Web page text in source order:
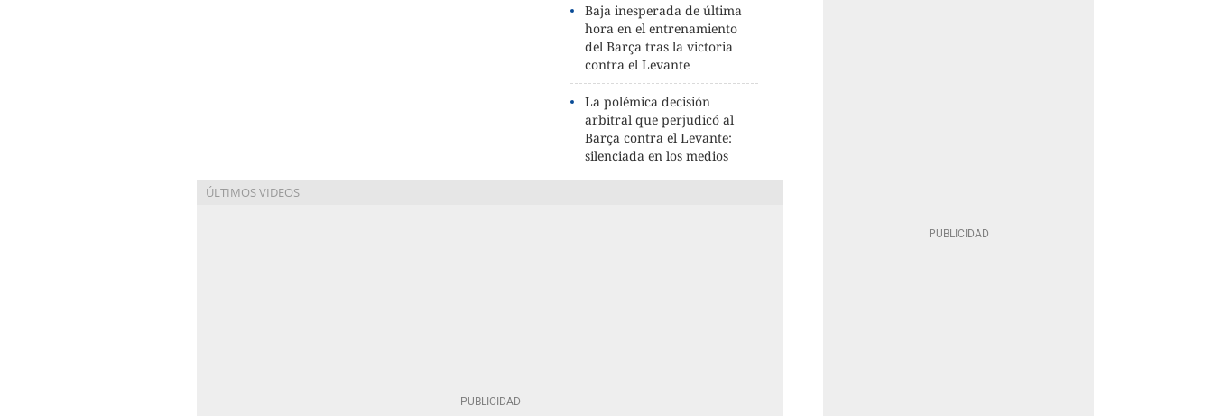
Baja inesperada de última
hora en el entrenamiento
del Barça tras la victoria
contra el Levante
La polémica decisión
arbitral que perjudicó al
Barça contra el Levante:
silenciada en los medios